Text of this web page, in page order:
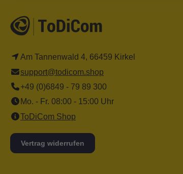
Am Tannenwald 4, 66459 Kirkel
support@todicom.shop
+49 (0)6849 - 79 89 300
Mo. - Fr. 08:00 - 15:00 Uhr
ToDiCom Shop
Vertrag widerrufen